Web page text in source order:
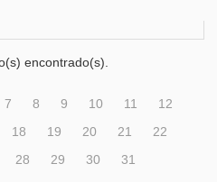
encontrado(s).
7 8 9 10 11
12
18 19 20 21
22
28 29 30 31